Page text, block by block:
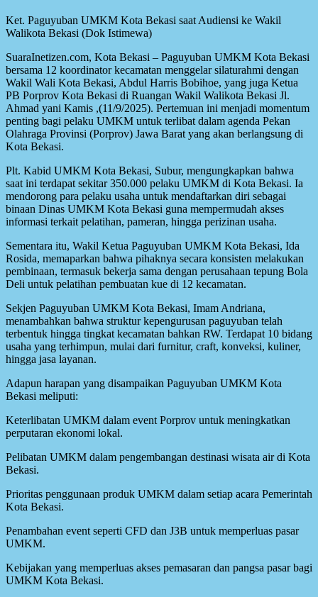
Ket. Paguyuban UMKM Kota Bekasi saat Audiensi ke Wakil
Walikota Bekasi (Dok Istimewa)
SuaraInetizen.com, Kota Bekasi – Paguyuban UMKM Kota Bekasi
bersama 12 koordinator kecamatan menggelar silaturahmi dengan
Wakil Wali Kota Bekasi, Abdul Harris Bobihoe, yang juga Ketua
PB Porprov Kota Bekasi di Ruangan Wakil Walikota Bekasi Jl.
Ahmad yani Kamis ,(11/9/2025). Pertemuan ini menjadi momentum
penting bagi pelaku UMKM untuk terlibat dalam agenda Pekan
Olahraga Provinsi (Porprov) Jawa Barat yang akan berlangsung di
Kota Bekasi.
Plt. Kabid UMKM Kota Bekasi, Subur, mengungkapkan bahwa
saat ini terdapat sekitar 350.000 pelaku UMKM di Kota Bekasi. Ia
mendorong para pelaku usaha untuk mendaftarkan diri sebagai
binaan Dinas UMKM Kota Bekasi guna mempermudah akses
informasi terkait pelatihan, pameran, hingga perizinan usaha.
Sementara itu, Wakil Ketua Paguyuban UMKM Kota Bekasi, Ida
Rosida, memaparkan bahwa pihaknya secara konsisten melakukan
pembinaan, termasuk bekerja sama dengan perusahaan tepung Bola
Deli untuk pelatihan pembuatan kue di 12 kecamatan.
Sekjen Paguyuban UMKM Kota Bekasi, Imam Andriana,
menambahkan bahwa struktur kepengurusan paguyuban telah
terbentuk hingga tingkat kecamatan bahkan RW. Terdapat 10 bidang
usaha yang terhimpun, mulai dari furnitur, craft, konveksi, kuliner,
hingga jasa layanan.
Adapun harapan yang disampaikan Paguyuban UMKM Kota
Bekasi meliputi:
Keterlibatan UMKM dalam event Porprov untuk meningkatkan
perputaran ekonomi lokal.
Pelibatan UMKM dalam pengembangan destinasi wisata air di Kota
Bekasi.
Prioritas penggunaan produk UMKM dalam setiap acara Pemerintah
Kota Bekasi.
Penambahan event seperti CFD dan J3B untuk memperluas pasar
UMKM.
Kebijakan yang memperluas akses pemasaran dan pangsa pasar bagi
UMKM Kota Bekasi.